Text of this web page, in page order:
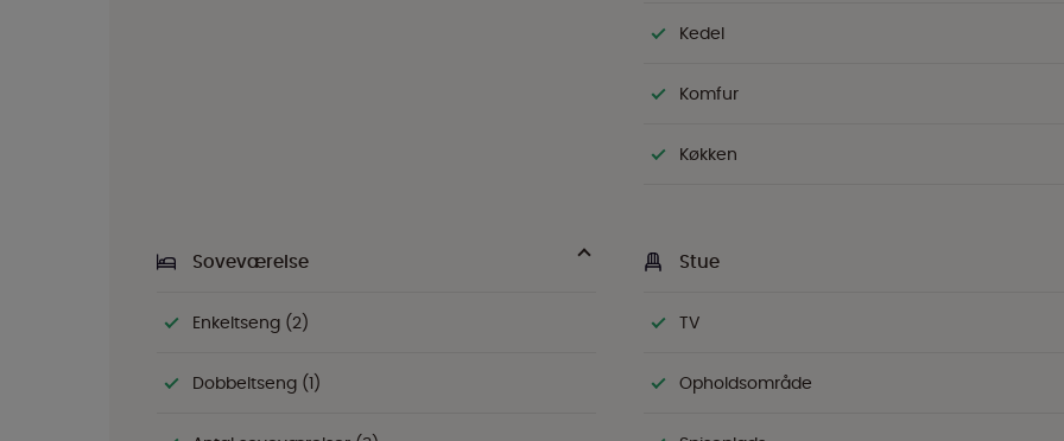
Kedel
Komfur
Køkken
Soveværelse
Enkeltseng (2)
Dobbeltseng (1)
Stue
TV
Opholdsområde